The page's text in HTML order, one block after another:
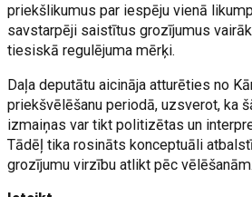
priekšlikumus par iespēju vienā
savstarpēji saistītus grozījumus
tiesiskā regulējuma mērķi.
Daļa deputātu aicināja atturēties no
priekšvēlēšanu periodā, uzsverot, ka
izmaiņas var tikt politizētas un
Tādēļ tika rosināts konceptuāli
grozījumu virzību atlikt pēc vēlēšanām.